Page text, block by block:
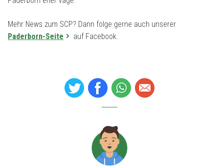
Mehr News zum SCP? Dann folge gerne auch unserer
Paderborn-Seite
auf Facebook.